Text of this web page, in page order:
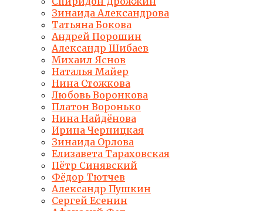
Зинаида Александрова
Татьяна Бокова
Андрей Порошин
Александр Шибаев
Михаил Яснов
Наталья Майер
Нина Стожкова
Любовь Воронкова
Платон Воронько
Нина Найдёнова
Ирина Черницкая
Зинаида Орлова
Елизавета Тараховская
Пётр Синявский
Фёдор Тютчев
Александр Пушкин
Сергей Есенин